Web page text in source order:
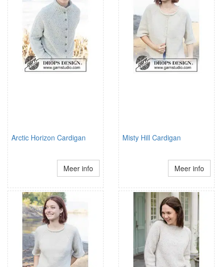
Arctic Horizon Cardigan
Meer info
Misty Hill Cardigan
Meer info